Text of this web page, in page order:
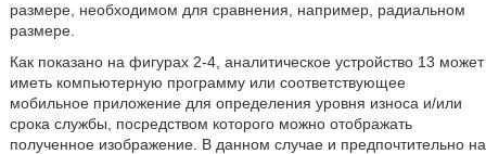
размере, необходимом для сравнения, например, радиальном
размере.
Как показано на фигурах 2-4, аналитическое устройство 13 может
иметь компьютерную программу или соответствующее
мобильное приложение для определения уровня износа и/или
срока службы, посредством которого можно отображать
полученное изображение. В данном случае и предпочтительно на